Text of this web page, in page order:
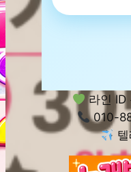
라인 ID
010-